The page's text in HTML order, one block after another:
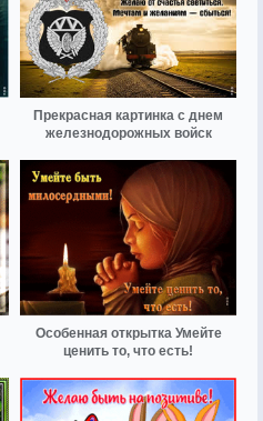
Прекрасная картинка с днем
железнодорожных войск
Особенная открытка Умейте
ценить то, что есть!